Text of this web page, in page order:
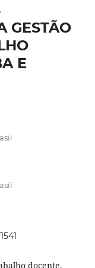
GESTÃO
E
docente,